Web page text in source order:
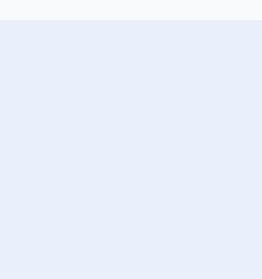
แนวโน้ม หรือรูปแบบกา
ซึ่งอาจเป็นประโยชน์ใน